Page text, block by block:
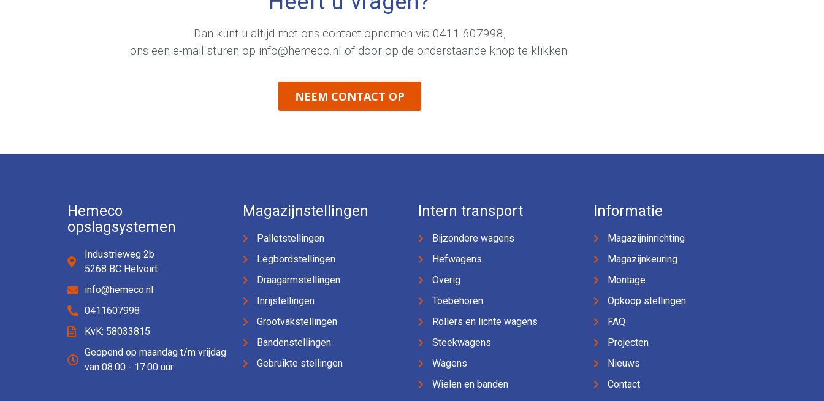
Dan kunt u altijd met ons contact opnemen via 0411-607998,
ons een e-mail sturen op info@hemeco.nl of door op de onderstaande knop te klikken.
NEEM CONTACT OP
Hemeco
opslagsystemen
Industrieweg 2b
5268 BC Helvoirt
info@hemeco.nl
0411607998
KvK: 58033815
Geopend op maandag t/m vrijdag
van 08:00 - 17:00 uur
Magazijnstellingen
Palletstellingen
Legbordstellingen
Draagarmstellingen
Inrijstellingen
Grootvakstellingen
Bandenstellingen
Gebruikte stellingen
Intern transport
Bijzondere wagens
Hefwagens
Overig
Toebehoren
Rollers en lichte wagens
Steekwagens
Wagens
Wielen en banden
Informatie
Magazijninrichting
Magazijnkeuring
Montage
Opkoop stellingen
FAQ
Projecten
Nieuws
Contact